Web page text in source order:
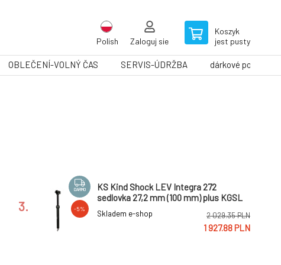
Polish Zaloguj sie
Koszyk
jest pusty
OBLEČENÍ-VOLNÝ ČAS SERVIS-ÚDRŽBA dárkové poukazy
3.
DARMO
-5%
KS Kind Shock LEV Integra 272
sedlovka 27,2 mm (100 mm) plus KGSL
Skladem e-shop 2 029.35 PLN
1 927.88 PLN